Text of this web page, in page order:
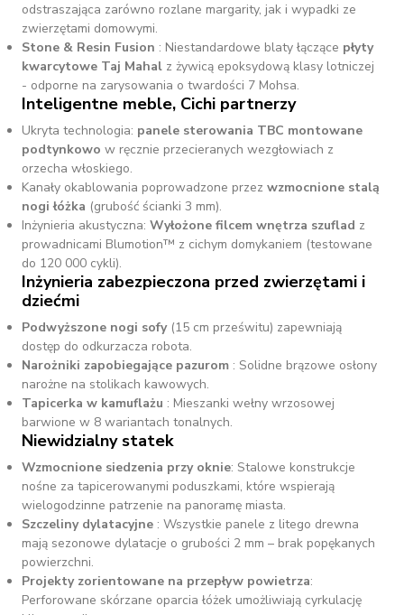
odstraszająca zarówno rozlane margarity, jak i wypadki ze
zwierzętami domowymi.
Stone & Resin Fusion : Niestandardowe blaty łączące płyty
kwarcytowe Taj Mahal z żywicą epoksydową klasy lotniczej
- odporne na zarysowania o twardości 7 Mohsa.
Inteligentne meble, Cichi partnerzy
Ukryta technologia: panele sterowania TBC montowane
podtynkowo w ręcznie przecieranych wezgłowiach z
orzecha włoskiego.
Kanały okablowania poprowadzone przez wzmocnione stalą
nogi łóżka (grubość ścianki 3 mm).
Inżynieria akustyczna: Wyłożone filcem wnętrza szuflad z
prowadnicami Blumotion™ z cichym domykaniem (testowane
do 120 000 cykli).
Inżynieria zabezpieczona przed zwierzętami i
dziećmi
Podwyższone nogi sofy(15 cm prześwitu) zapewniają
dostęp do odkurzacza robota.
Narożniki zapobiegające pazurom : Solidne brązowe osłony
narożne na stolikach kawowych.
Tapicerka w kamuflażu : Mieszanki wełny wrzosowej
barwione w 8 wariantach tonalnych.
Niewidzialny statek
Wzmocnione siedzenia przy oknie: Stalowe konstrukcje
nośne za tapicerowanymi poduszkami, które wspierają
wielogodzinne patrzenie na panoramę miasta.
Szczeliny dylatacyjne : Wszystkie panele z litego drewna
mają sezonowe dylatacje o grubości 2 mm – brak popękanych
powierzchni.
Projekty zorientowane na przepływ powietrza:
Perforowane skórzane oparcia łóżek umożliwiają cyrkulację